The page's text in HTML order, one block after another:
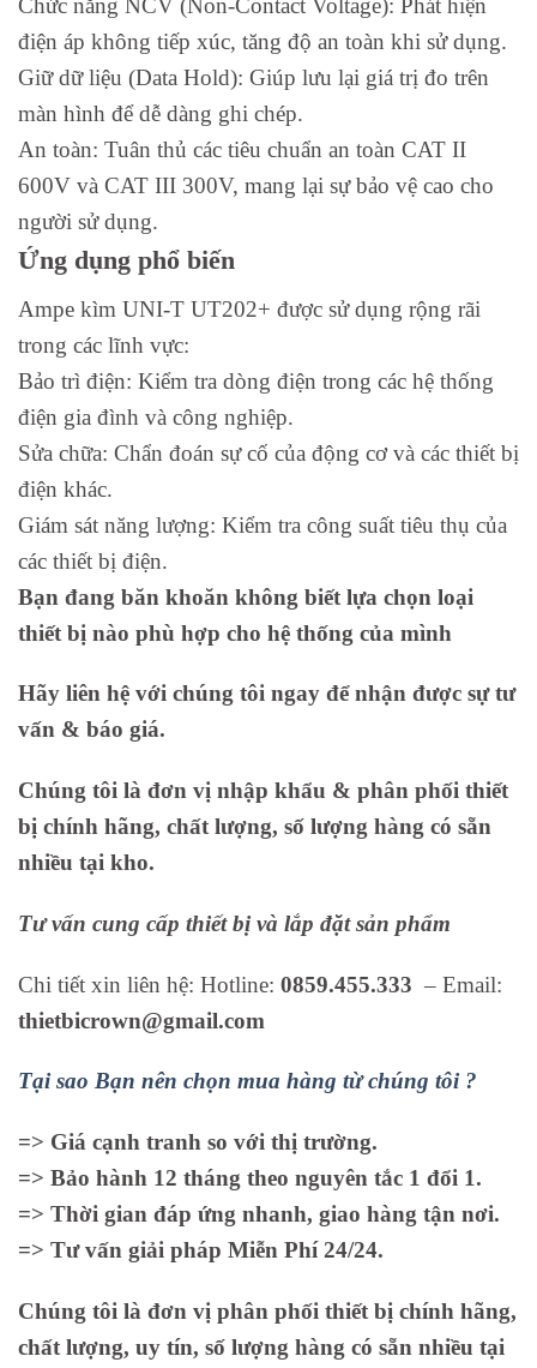
điện áp không tiếp xúc, tăng độ an toàn khi sử dụng.
Giữ dữ liệu (Data Hold): Giúp lưu lại giá trị đo trên
màn hình để dễ dàng ghi chép.
An toàn: Tuân thủ các tiêu chuẩn an toàn CAT II
600V và CAT III 300V, mang lại sự bảo vệ cao cho
người sử dụng.
Ứng dụng phổ biến
Ampe kìm UNI-T UT202+ được sử dụng rộng rãi
trong các lĩnh vực:
Bảo trì điện: Kiểm tra dòng điện trong các hệ thống
điện gia đình và công nghiệp.
Sửa chữa: Chẩn đoán sự cố của động cơ và các thiết bị
điện khác.
Giám sát năng lượng: Kiểm tra công suất tiêu thụ của
các thiết bị điện.
Bạn đang băn khoăn không biết lựa chọn loại
thiết bị nào phù hợp cho hệ thống của mình
Hãy liên hệ với chúng tôi ngay để nhận được sự tư
vấn & báo giá.
Chúng tôi là đơn vị nhập khẩu & phân phối thiết
bị chính hãng, chất lượng, số lượng hàng có sẵn
nhiều tại kho.
Tư vấn cung cấp thiết bị và lắp đặt sản phẩm
Chi tiết xin liên hệ: Hotline: 0859.455.333 – Email:
thietbicrown@gmail.com
Tại sao Bạn nên chọn mua hàng từ chúng tôi ?
=> Giá cạnh tranh so với thị trường.
=> Bảo hành 12 tháng theo nguyên tắc 1 đổi 1.
=> Thời gian đáp ứng nhanh, giao hàng tận nơi.
=> Tư vấn giải pháp Miễn Phí 24/24.
Chúng tôi là đơn vị phân phối thiết bị chính hãng,
chất lượng, uy tín, số lượng hàng có sẵn nhiều tại